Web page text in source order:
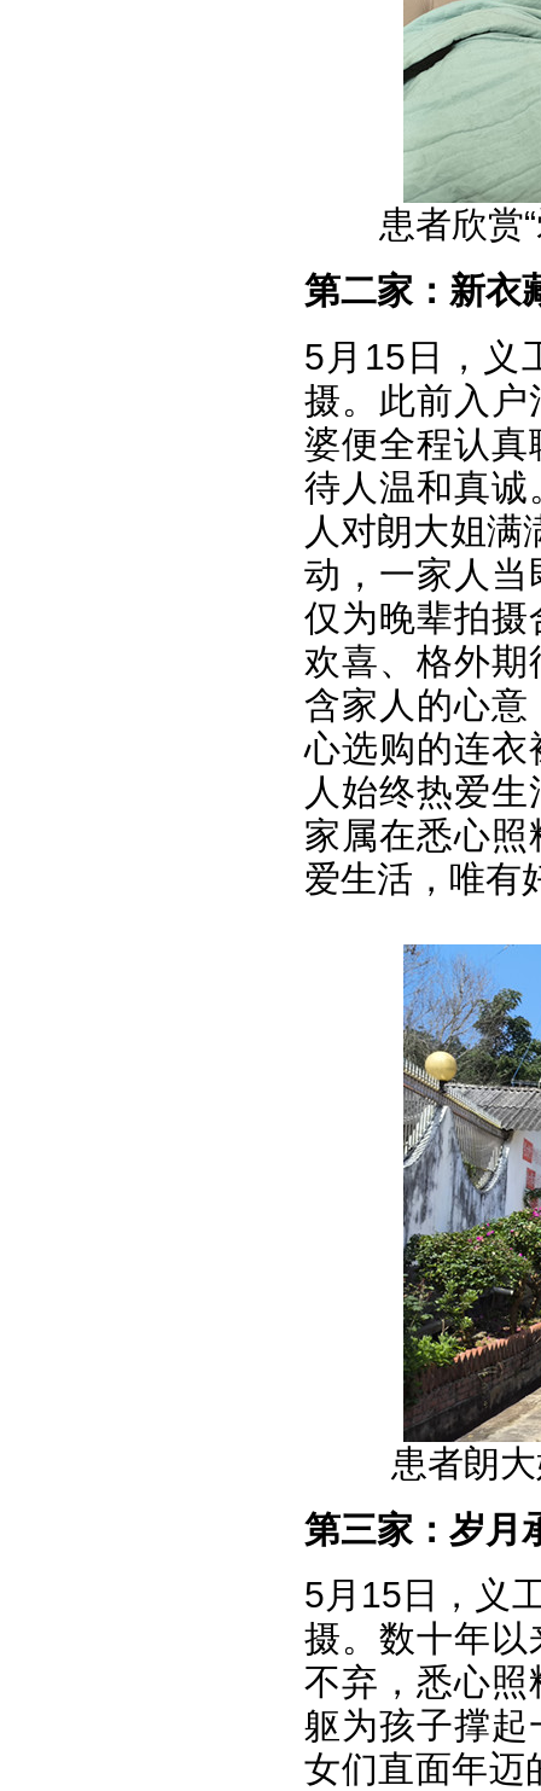
患者欣赏
第二家： 新衣
5月15日，义
摄。此前入
婆便全程认
待人温和真
人对朗大姐满
动，一家人
仅为晚辈拍
欢喜、格外
含家人的心
心选购的连
人始终热爱
家属在悉心
爱生活，唯有
患者朗
第三家： 岁月
5月15日，义
摄。数十年
不弃，悉心
躯为孩子撑
女们直面年迈